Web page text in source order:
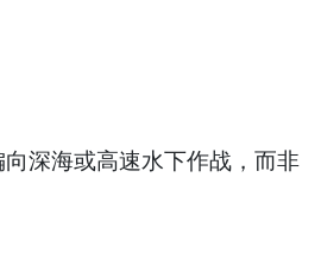
深海或高速水下作战，而非